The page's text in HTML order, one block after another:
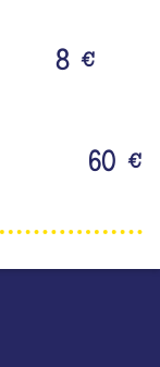
8 €
60 €